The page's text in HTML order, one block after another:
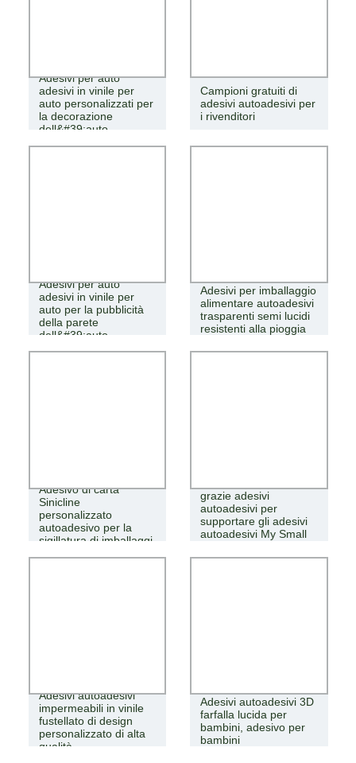
Adesivi per auto
adesivi in ​​vinile per
auto personalizzati per
la decorazione
dell&#39;auto
Campioni gratuiti di
adesivi autoadesivi per
i rivenditori
Adesivi per auto
adesivi in ​​​​vinile per
auto per la pubblicità
della parete
dell&#39;auto
Adesivi per imballaggio
alimentare autoadesivi
trasparenti semi lucidi
resistenti alla pioggia
Adesivo di carta
Sinicline
personalizzato
autoadesivo per la
sigillatura di imballaggi
grazie adesivi
autoadesivi per
supportare gli adesivi
autoadesivi My Small
Adesivi autoadesivi
impermeabili in vinile
fustellato di design
personalizzato di alta
qualità
Adesivi autoadesivi 3D
farfalla lucida per
bambini, adesivo per
bambini